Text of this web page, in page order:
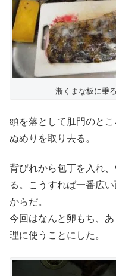
漸くまな板に乗
頭を落として肛門のと
ぬめりを取り去る。
背びれから包丁を入れ
る。こうすれば一番広
からだ。
今回はなんと卵もち、
理に使うことにした。